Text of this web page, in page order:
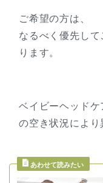
ご希望の方は、
なるべく優先し
ります。
ベイビーヘッドケ
の空き状況により